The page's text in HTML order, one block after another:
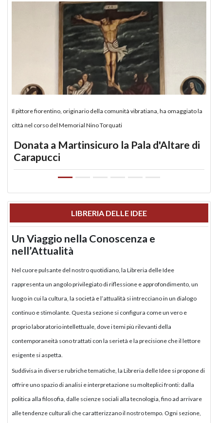
Il pittore fiorentino, originario della comunità vibratiana, ha omaggiato la
città nel corso del Memorial Nino Torquati
Donata a Martinsicuro la Pala d'Altare di
Carapucci
LIBRERIA DELLE IDEE
Un Viaggio nella Conoscenza e
nell’Attualità
Nel cuore pulsante del nostro quotidiano, la Libreria delle Idee
rappresenta un angolo privilegiato di riflessione e approfondimento, un
luogo in cui la cultura, la società e l’attualità si intrecciano in un dialogo
continuo e stimolante. Questa sezione si configura come un vero e
proprio laboratorio intellettuale, dove i temi più rilevanti della
contemporaneità sono trattati con la serietà e la precisione che il lettore
esigente si aspetta.
Suddivisa in diverse rubriche tematiche, la Libreria delle Idee si propone di
offrire uno spazio di analisi e interpretazione su molteplici fronti: dalla
politica alla filosofia, dalle scienze sociali alla tecnologia, fino ad arrivare
alle tendenze culturali che caratterizzano il nostro tempo. Ogni sezione,